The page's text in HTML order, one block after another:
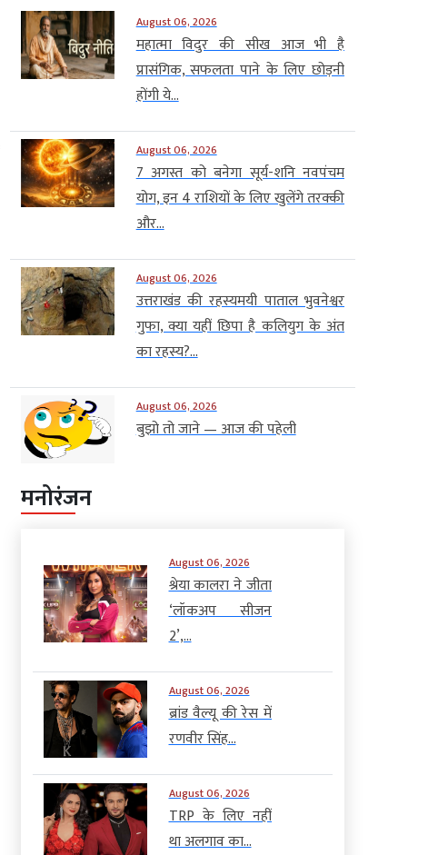
August 06, 2026
महात्मा विदुर की सीख आज भी है
प्रासंगिक, सफलता पाने के लिए छोड़नी
होंगी ये...
August 06, 2026
7 अगस्त को बनेगा सूर्य-शनि नवपंचम
योग, इन 4 राशियों के लिए खुलेंगे तरक्की
और...
August 06, 2026
उत्तराखंड की रहस्यमयी पाताल भुवनेश्वर
गुफा, क्या यहीं छिपा है कलियुग के अंत
का रहस्य?...
August 06, 2026
बुझो तो जाने — आज की पहेली
मनोरंजन
August 06, 2026
श्रेया कालरा ने जीता
‘लॉकअप सीजन
2’,...
August 06, 2026
ब्रांड वैल्यू की रेस में
रणवीर सिंह...
August 06, 2026
TRP के लिए नहीं
था अलगाव का...